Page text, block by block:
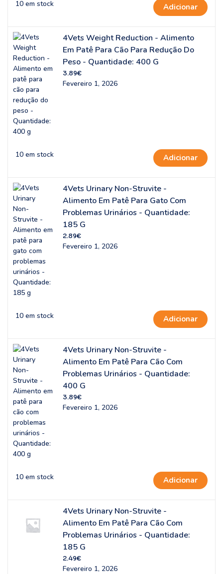
10 em stock Adicionar
4Vets Weight Reduction - Alimento
Em Patê Para Cão Para Redução Do
Peso - Quantidade: 400 G
3.89€
Fevereiro 1, 2026
10 em stock Adicionar
4Vets Urinary Non-Struvite -
Alimento Em Patê Para Gato Com
Problemas Urinários - Quantidade:
185 G
2.89€
Fevereiro 1, 2026
10 em stock Adicionar
4Vets Urinary Non-Struvite -
Alimento Em Patê Para Cão Com
Problemas Urinários - Quantidade:
400 G
3.89€
Fevereiro 1, 2026
10 em stock Adicionar
4Vets Urinary Non-Struvite -
Alimento Em Patê Para Cão Com
Problemas Urinários - Quantidade:
185 G
2.49€
Fevereiro 1, 2026